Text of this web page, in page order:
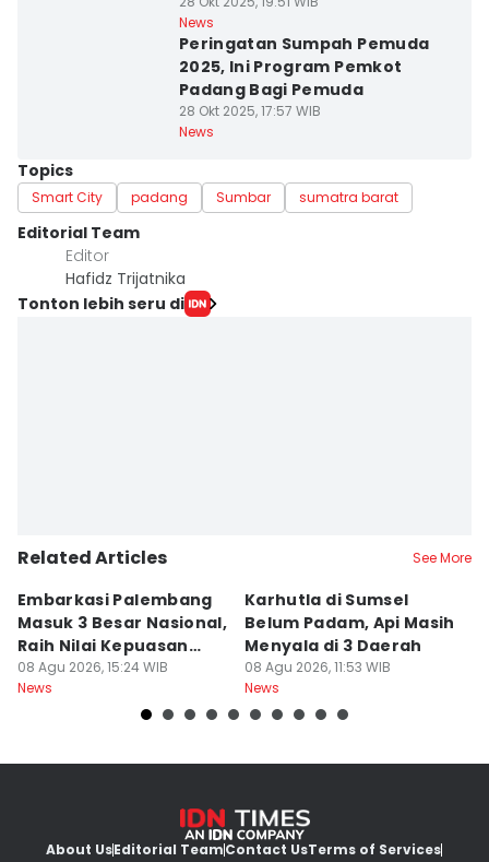
News
Peringatan Sumpah Pemuda
2025, Ini Program Pemkot
Padang Bagi Pemuda
28 Okt 2025, 17:57 WIB
News
Topics
Smart City padang Sumbar sumatra barat
Editorial Team
Editor
Hafidz Trijatnika
Tonton lebih seru di
Related Articles See More
Embarkasi Palembang
Masuk 3 Besar Nasional,
Raih Nilai Kepuasan
86,65
08 Agu 2026, 15:24 WIB
News
Karhutla di Sumsel
Belum Padam, Api Masih
Menyala di 3 Daerah
08 Agu 2026, 11:53 WIB
News
About UsEditorial TeamContact UsTerms of Services